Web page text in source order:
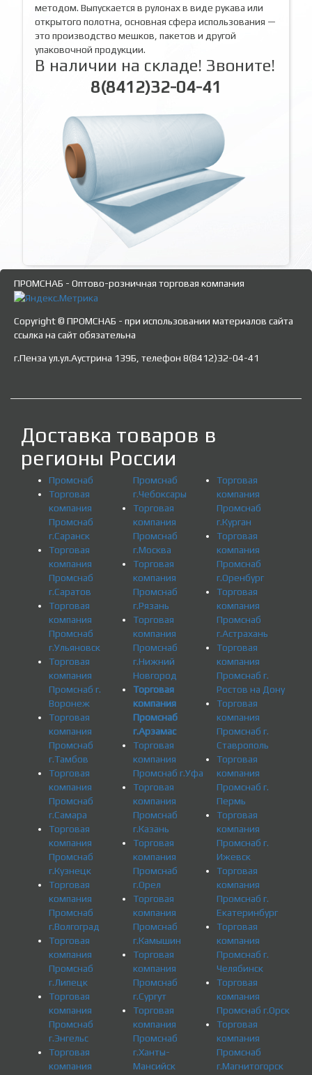
методом. Выпускается в рулонах в виде рукава или
открытого полотна, основная сфера использования —
это производство мешков, пакетов и другой
упаковочной продукции.
В наличии на складе! Звоните!
8(8412)32-04-41
ПРОМСНАБ - Оптово-розничная торговая компания
Copyright © ПРОМСНАБ - при использовании материалов сайта
ссылка на сайт обязательна
г.Пенза ул.ул.Аустрина 139Б, телефон 8(8412)32-04-41
Доставка товаров в
регионы России
Промснаб
Торговая
компания
Промснаб
г.Саранск
Торговая
компания
Промснаб
г.Саратов
Торговая
компания
Промснаб
г.Ульяновск
Торговая
компания
Промснаб г.
Воронеж
Торговая
компания
Промснаб
г.Тамбов
Торговая
компания
Промснаб
г.Самара
Торговая
компания
Промснаб
г.Кузнецк
Торговая
компания
Промснаб
г.Волгоград
Торговая
компания
Промснаб
г.Липецк
Торговая
компания
Промснаб
г.Энгельс
Торговая
компания
Промснаб
г.Чебоксары
Торговая
компания
Промснаб
г.Москва
Торговая
компания
Промснаб
г.Рязань
Торговая
компания
Промснаб
г.Нижний
Новгород
Торговая
компания
Промснаб
г.Арзамас
Торговая
компания
Промснаб г.Уфа
Торговая
компания
Промснаб
г.Казань
Торговая
компания
Промснаб
г.Орел
Торговая
компания
Промснаб
г.Камышин
Торговая
компания
Промснаб
г.Сургут
Торговая
компания
Промснаб
г.Ханты-
Мансийск
Торговая
компания
Промснаб
г.Курган
Торговая
компания
Промснаб
г.Оренбург
Торговая
компания
Промснаб
г.Астрахань
Торговая
компания
Промснаб г.
Ростов на Дону
Торговая
компания
Промснаб г.
Ставрополь
Торговая
компания
Промснаб г.
Пермь
Торговая
компания
Промснаб г.
Ижевск
Торговая
компания
Промснаб г.
Екатеринбург
Торговая
компания
Промснаб г.
Челябинск
Торговая
компания
Промснаб г.Орск
Торговая
компания
Промснаб
г.Магнитогорск